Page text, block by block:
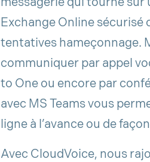
Exchange Online sécurisé
tentatives hameçonnage.
communiquer par appel
to One ou encore par
avec MS Teams vous
ligne à l’avance ou de
Avec CloudVoice, nous